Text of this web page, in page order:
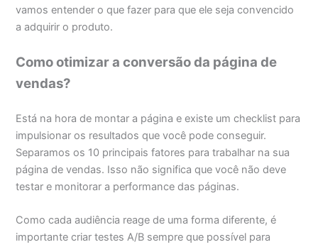
vamos entender o que fazer para que ele seja convencido
a adquirir o produto.
Como otimizar a conversão da página de
vendas?
Está na hora de montar a página e existe um checklist para
impulsionar os resultados que você pode conseguir.
Separamos os 10 principais fatores para trabalhar na sua
página de vendas. Isso não significa que você não deve
testar e monitorar a performance das páginas.
Como cada audiência reage de uma forma diferente, é
importante criar testes A/B sempre que possível para